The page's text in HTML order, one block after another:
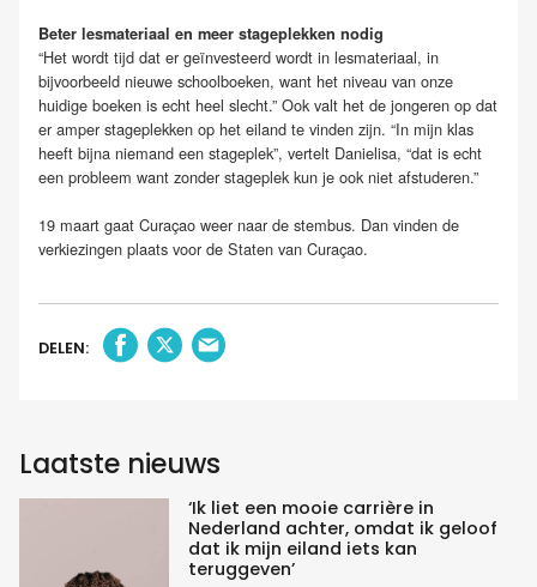
Beter lesmateriaal en meer stageplekken nodig
“Het wordt tijd dat er geïnvesteerd wordt in lesmateriaal, in
bijvoorbeeld nieuwe schoolboeken, want het niveau van onze
huidige boeken is echt heel slecht.” Ook valt het de jongeren op dat
er amper stageplekken op het eiland te vinden zijn. “In mijn klas
heeft bijna niemand een stageplek”, vertelt Danielisa, “dat is echt
een probleem want zonder stageplek kun je ook niet afstuderen.”
19 maart gaat Curaçao weer naar de stembus. Dan vinden de
verkiezingen plaats voor de Staten van Curaçao.
DELEN:
Laatste nieuws
‘Ik liet een mooie carrière in
Nederland achter, omdat ik geloof
dat ik mijn eiland iets kan
teruggeven’